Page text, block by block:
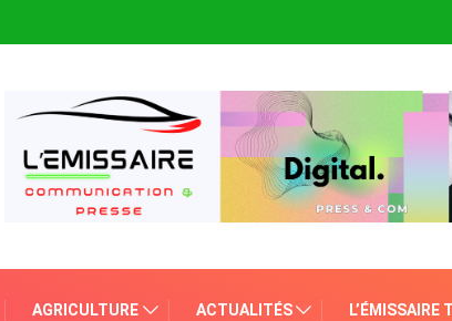
AGRICULTURE ACTUALITÉS L’ÉMISSAIRE